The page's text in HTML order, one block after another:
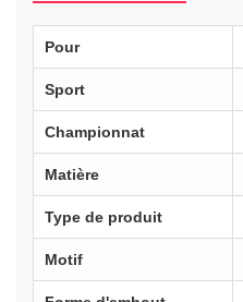
Pour
Sport
Championnat
Matière
Type de produit
Motif